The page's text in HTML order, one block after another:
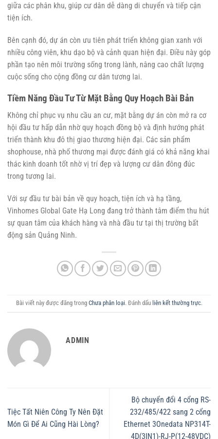
giữa các phân khu, giúp cư dân dễ dàng di chuyển và tiếp cận
tiện ích.
Bên cạnh đó, dự án còn ưu tiên phát triển không gian xanh với
nhiều công viên, khu dạo bộ và cảnh quan hiện đại. Điều này góp
phần tạo nên môi trường sống trong lành, nâng cao chất lượng
cuộc sống cho cộng đồng cư dân tương lai.
Tiềm Năng Đầu Tư Từ Mặt Bằng Quy Hoạch Bài Bản
Không chỉ phục vụ nhu cầu an cư, mặt bằng dự án còn mở ra cơ
hội đầu tư hấp dẫn nhờ quy hoạch đồng bộ và định hướng phát
triển thành khu đô thị giao thương hiện đại. Các sản phẩm
shophouse, nhà phố thương mại được đánh giá có khả năng khai
thác kinh doanh tốt nhờ vị trí đẹp và lượng cư dân đông đúc
trong tương lai.
Với sự đầu tư bài bản về quy hoạch, tiện ích và hạ tầng,
Vinhomes Global Gate Hạ Long đang trở thành tâm điểm thu hút
sự quan tâm của khách hàng và nhà đầu tư tại thị trường bất
động sản Quảng Ninh.
Bài viết này được đăng trong Chưa phân loại. Đánh dấu liên kết thường trực.
ADMIN
Tiệc Tất Niên Công Ty Nên Đặt
Món Gì Để Ai Cũng Hài Lòng?
Bộ chuyển đổi 4 cổng RS-
232/485/422 sang 2 cổng
Ethernet 3Onedata NP314T-
4D(3IN1)-RJ-P(12-48VDC)